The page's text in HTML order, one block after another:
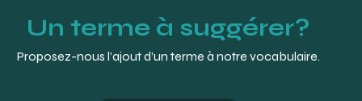
Un terme à suggérer?
Proposez-nous l’ajout d’un terme à notre vocabulaire.